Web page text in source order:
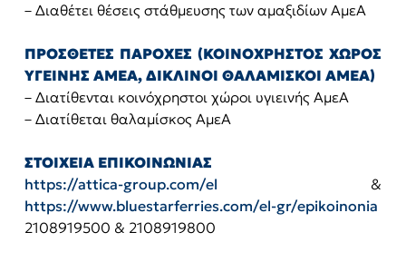
– Διαθέτει θέσεις στάθμευσης των αμαξιδίων ΑμεΑ
ΠΡΟΣΘΕΤΕΣ ΠΑΡΟΧΕΣ (ΚΟΙΝΟΧΡΗΣΤΟΣ ΧΩΡΟΣ
ΥΓΕΙΝΗΣ ΑΜΕΑ, ΔΙΚΛΙΝΟΙ ΘΑΛΑΜΙΣΚΟΙ ΑΜΕΑ)
– Διατίθενται κοινόχρηστοι χώροι υγιεινής ΑμεΑ
– Διατίθεται θαλαμίσκος ΑμεΑ
ΣΤΟΙΧΕΙΑ ΕΠΙΚΟΙΝΩΝΙΑΣ
https://attica-group.com/el &
https://www.bluestarferries.com/el-gr/epikoinonia
2108919500 & 2108919800